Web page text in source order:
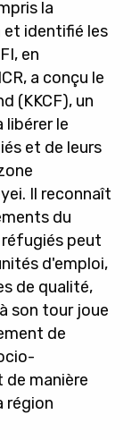
la
et identifié les
en
a conçu le
(KKCF), un
libérer le
et de leurs
Il reconnaît
du
peut
d'emploi,
de qualité,
son tour joue
de
manière
région